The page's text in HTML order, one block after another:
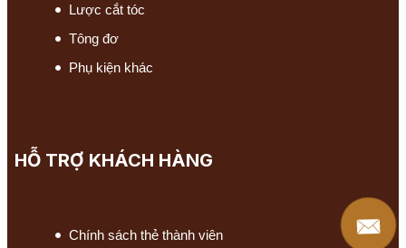
Lược cắt tóc
Tông đơ
Phụ kiện khác
HỖ TRỢ KHÁCH HÀNG
Chính sách thẻ thành viên